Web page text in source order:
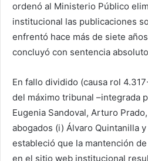
ordenó al Ministerio Público
institucional las publicaciones
enfrentó hace más de siete
concluyó con sentencia
En fallo dividido (causa rol
del máximo tribunal –integrada
Eugenia Sandoval, Arturo
abogados (i) Álvaro Quintanilla
estableció que la mantención
en el sitio web institucional